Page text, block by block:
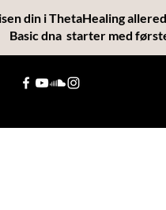
din i ThetaHealing
Basic dna starter med